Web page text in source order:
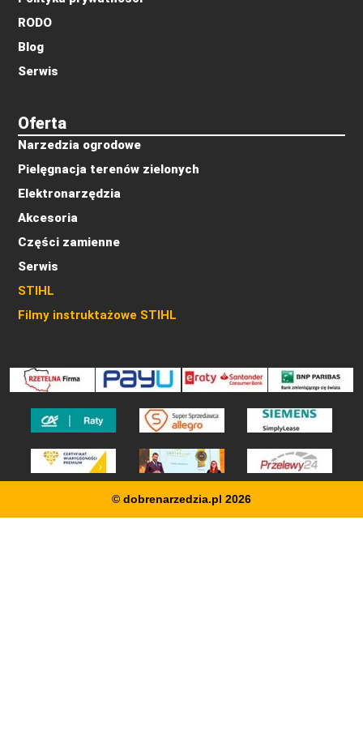
Oferta
Narzedzia ogrodowe
Pielęgnacja terenów zielonych
Elektronarzędzia
Akcesoria
Części zamienne
Serwis
STIHL
Filmy instruktażowe STIHL
RODO
Blog
Serwis
© dobrenarzedzia.pl 2026